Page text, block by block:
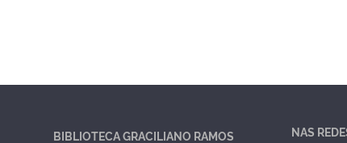
BIBLIOTECA GRACILIANO RAMOS NAS